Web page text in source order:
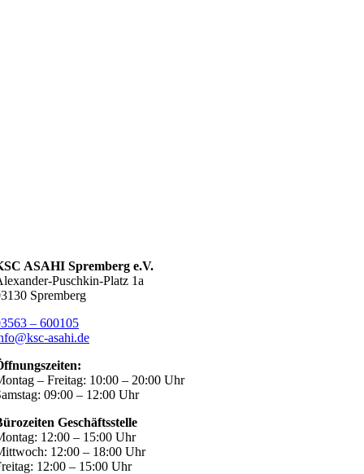
ASAHI Spremberg e.V.
Puschkin-Platz 1a
Spremberg
– 600105
asahi.de
– Freitag: 10:00 – 20:00 Uhr
09:00 – 12:00 Uhr
Geschäftsstelle
12:00 – 15:00 Uhr
12:00 – 18:00 Uhr
12:00 – 15:00 Uhr